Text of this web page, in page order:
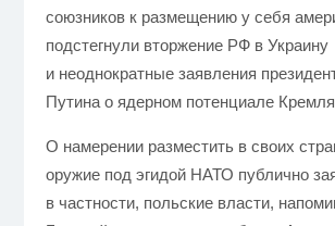
союзников к размещению у себя
подстегнули вторжение РФ в Украину
и неоднократные заявления
Путина о ядерном потенциале
О намерении разместить в своих
оружие под эгидой НАТО публично
в частности, польские власти,